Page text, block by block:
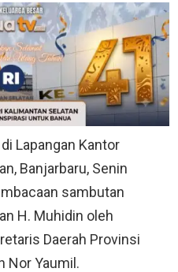
Lapangan Kantor
Banjarbaru, Senin
sambutan
H. Muhidin oleh
Daerah Provinsi
Nor Yaumil.